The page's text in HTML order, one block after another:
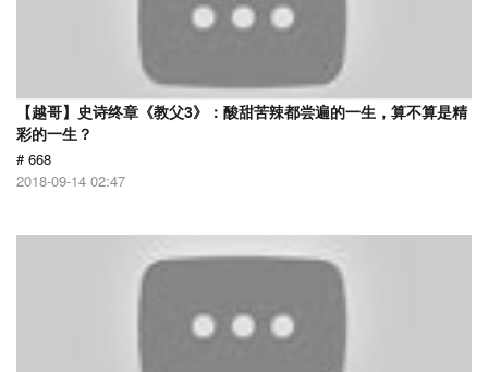
【越哥】史诗终章《教父3》：酸甜苦辣都尝遍的一生，算不算是精
彩的一生？
# 668
2018-09-14 02:47